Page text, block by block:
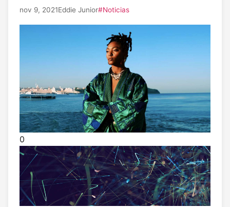
nov 9, 2021Eddie Junior#Noticias
0